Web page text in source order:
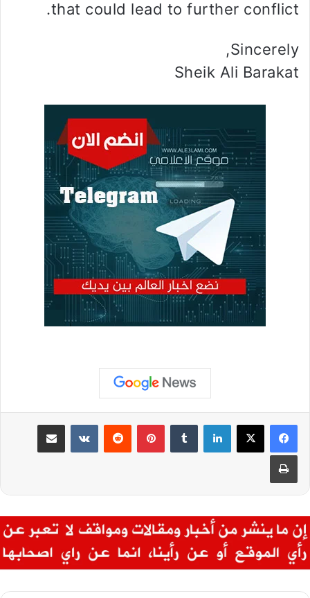
that could lead to further conflict.
Sincerely,
Sheik Ali Barakat
لينكدإن بينتيريست مشاركة عبر البريد
طباعة